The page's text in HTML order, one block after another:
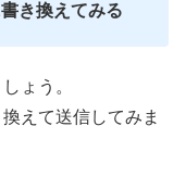
き換えてみる
ょう。
えて送信してみま